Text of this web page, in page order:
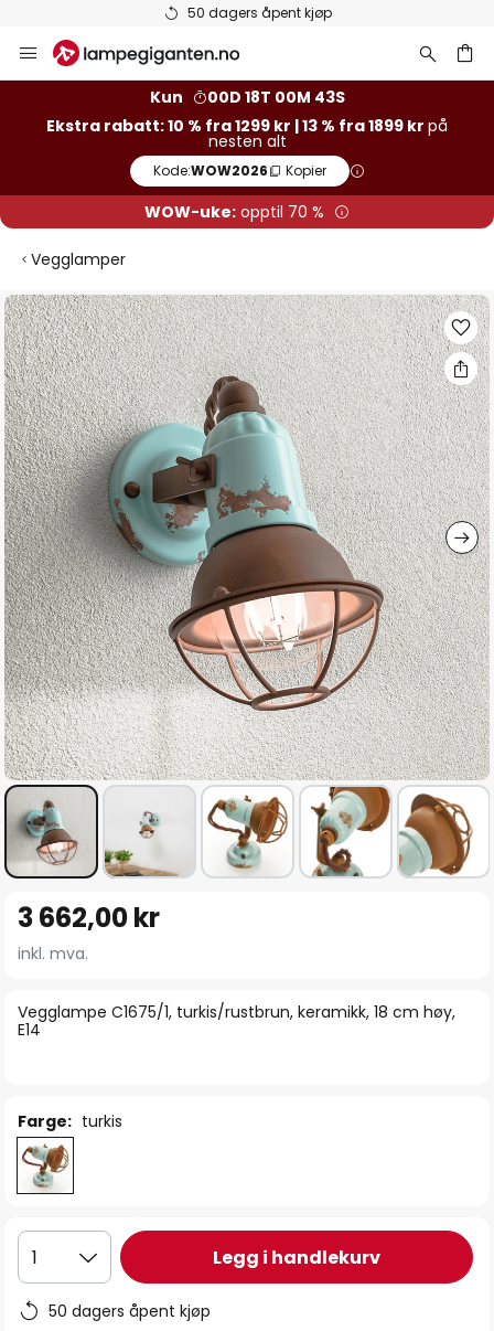
Varer på lager sendes raskt
Hopp
til
Kun
00D 18T 00M 42S
Ekstra rabatt: 10 % fra 1299 kr | 13 % fra 1899 kr på
nesten alt
Kode:WOW2026 Kopier
WOW-uke: opptil 70 %
Vegglamper
Gå
til
slutten
av
bildegalleri
begynnelsen
bildegalleri
Vegglampe C1675/1, turkis/rustbrun, keramikk, 18 cm høy,
E14
3 662,00 kr
inkl. mva.
Farge: turkis
1 Legg i handlekurv
50 dagers åpent kjøp